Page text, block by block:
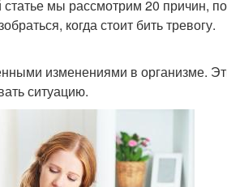
мы рассмотрим 20 причин,
когда стоит бить тревогу.
изменениями в организме.
ситуацию.